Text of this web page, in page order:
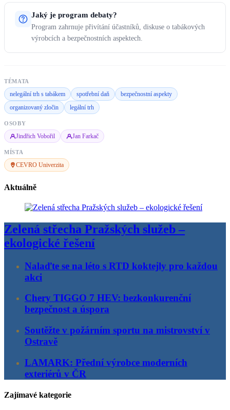
Jaký je program debaty?
Program zahrnuje přivítání účastníků, diskuse o tabákových
výrobcích a bezpečnostních aspektech.
TÉMATA
nelegální trh s tabákem spotřební daň
bezpečnostní aspekty
organizovaný zločin
legální trh
OSOBY
Jindřich Vobořil Jan Farkač
MÍSTA
CEVRO Univerzita
Aktuálně
Zelená střecha Pražských služeb –
ekologické řešení
Nalaďte se na léto s RTD koktejly pro každou
akci
Chery TIGGO 7 HEV: bezkonkurenční
bezpečnost a úspora
Soutěžte v požárním sportu na mistrovství v
Ostravě
LAMARK: Přední výrobce moderních
exteriérů v ČR
Zajímavé kategorie